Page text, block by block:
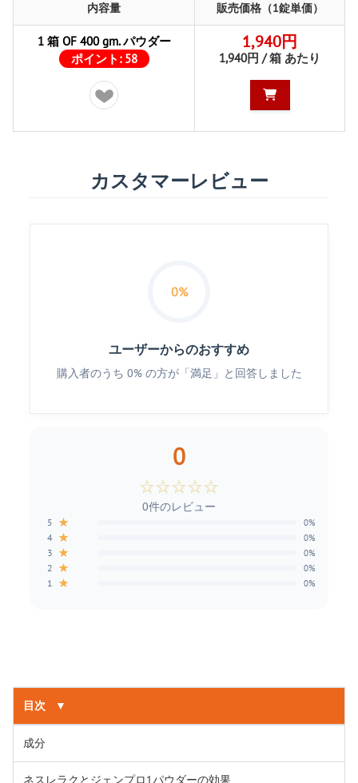
内容量 販売価格（1錠単価）
1 箱 OF 400 gm. パウダー
ポイント: 58
1,940円
1,940円 / 箱 あたり
カスタマーレビュー
0%
ユーザーからのおすすめ
購入者のうち 0% の方が「満足」と回答しました
0
☆☆☆☆☆
0件のレビュー
5 ★ 0%
4 ★ 0%
3 ★ 0%
2 ★ 0%
1 ★ 0%
目次 ▼
成分